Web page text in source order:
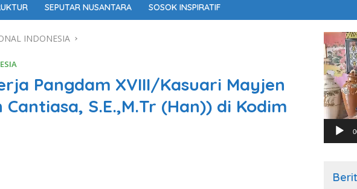
SEPUTAR NUSANTARA SOSOK INSPIRATIF
INDONESIA
Pangdam XVIII/Kasuari Mayjen
S.E.,M.Tr (Han)) di Kodim
Pemutar
Video